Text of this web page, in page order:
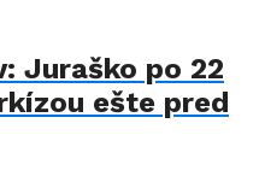
Juraško po 22
ešte pred